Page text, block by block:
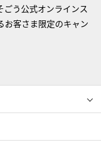
う公式オンラインス
お客さま限定のキャン
ス